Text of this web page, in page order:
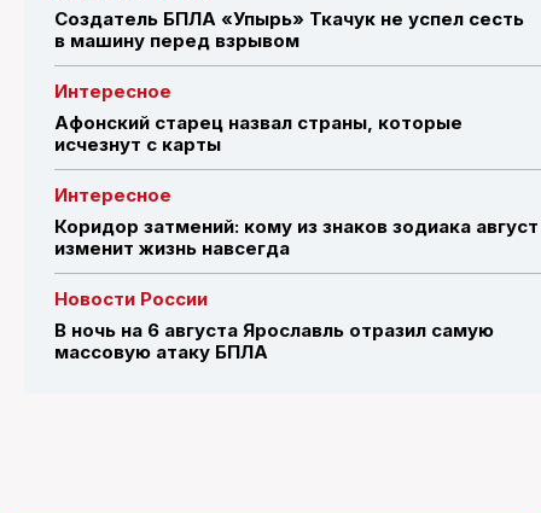
Создатель БПЛА «Упырь» Ткачук не успел сесть
в машину перед взрывом
Интересное
Афонский старец назвал страны, которые
исчезнут с карты
Интересное
Коридор затмений: кому из знаков зодиака август
изменит жизнь навсегда
Новости России
В ночь на 6 августа Ярославль отразил самую
массовую атаку БПЛА